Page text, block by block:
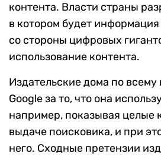
контента. Власти страны
в котором будет
со стороны цифровых
использование контента.
Издательские дома по
Google за то, что она
например, показывая целые
выдаче поисковика, и при
него. Сходные претензии